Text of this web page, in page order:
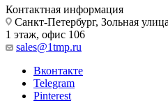
Контактная информация
Санкт-Петербург, Зольная
1 этаж, офис 106
sales@1tmp.ru
Вконтакте
Telegram
Pinterest